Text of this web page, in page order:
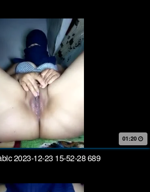
01:20
2023-12-23 15-52-28 689